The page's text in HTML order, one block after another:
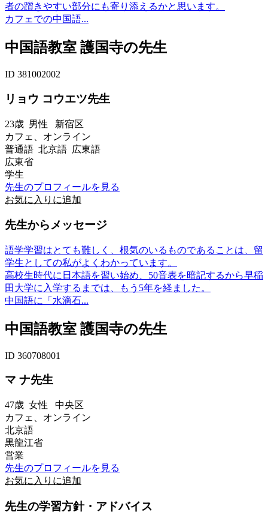
者の躓きやすい部分にも寄り添えるかと思います。
カフェでの中国語...
中国語教室 護国寺の先生
ID 381002002
リョウ コウエツ先生
23歳 男性 新宿区
カフェ、オンライン
普通語 北京語 広東語
広東省
学生
先生のプロフィールを見る
お気に入りに追加
先生からメッセージ
語学学習はとても難しく、根気のいるものであることは、留
学生としての私がよくわかっています。
高校生時代に日本語を習い始め、50音表を暗記するから早稲
田大学に入学するまでは、もう5年を経ました。
中国語に「水滴石...
中国語教室 護国寺の先生
ID 360708001
マ ナ先生
47歳 女性 中央区
カフェ、オンライン
北京語
黒龍江省
営業
先生のプロフィールを見る
お気に入りに追加
先生の学習方針・アドバイス